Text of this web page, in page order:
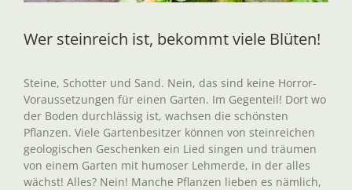
Wer steinreich ist, bekommt viele Blüten!
Steine, Schotter und Sand. Nein, das sind keine Horror-
Voraussetzungen für einen Garten. Im Gegenteil! Dort wo
der Boden durchlässig ist, wachsen die schönsten
Pflanzen. Viele Gartenbesitzer können von steinreichen
geologischen Geschenken ein Lied singen und träumen
von einem Garten mit humoser Lehmerde, in der alles
wächst! Alles? Nein! Manche Pflanzen lieben es nämlich,